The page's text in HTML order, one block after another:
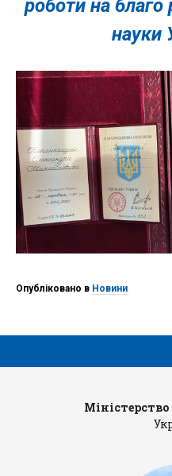
роботи на благо
науки
Опубліковано в Новини